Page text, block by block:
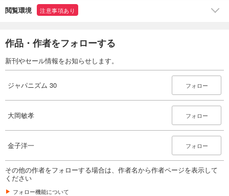
閲覧環境 注意事項あり
作品・作者をフォローする
新刊やセール情報をお知らせします。
ジャパニズム 30 フォロー
大岡敏孝 フォロー
金子洋一 フォロー
その他の作者をフォローする場合は、作者名から作者ページを表示して
ください
フォロー機能について